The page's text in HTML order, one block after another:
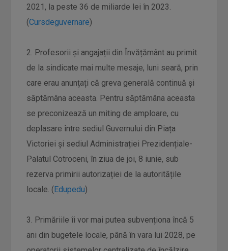
2021, la peste 36 de miliarde lei în 2023.
(Cursdeguvernare)
2. Profesorii și angajații din Învățământ au primit
de la sindicate mai multe mesaje, luni seară, prin
care erau anunțați că greva generală continuă și
săptămâna aceasta. Pentru săptămâna aceasta
se preconizează un miting de amploare, cu
deplasare între sediul Guvernului din Piața
Victoriei și sediul Administrației Prezidențiale-
Palatul Cotroceni, în ziua de joi, 8 iunie, sub
rezerva primirii autorizației de la autoritățile
locale. (Edupedu)
3. Primăriile îi vor mai putea subvenționa încă 5
ani din bugetele locale, până în vara lui 2028, pe